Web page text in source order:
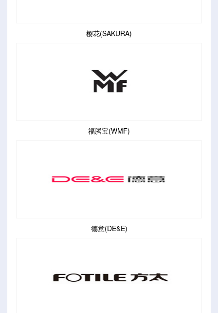
樱花(SAKURA)
福腾宝(WMF)
德意(DE&E)